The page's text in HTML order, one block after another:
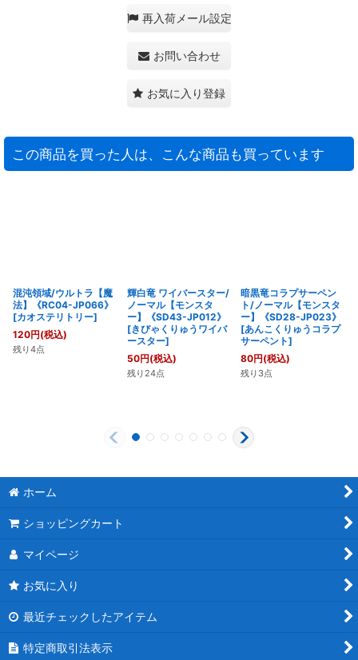
再入荷メール設定
お問い合わせ
お気に入り登録
この商品を買った人は、こんな商品も買っています
混沌領域/ウルトラ【魔
法】《RC04-JP066》
[カオステリトリー]
120円(税込)
残り4点
輝白竜 ワイバースター/
ノーマル【モンスタ
ー】《SD43-JP012》
[きびゃくりゅうワイバ
ースター]
50円(税込)
残り24点
暗黒竜コラプサーペン
ト/ノーマル【モンスタ
ー】《SD28-JP023》
[あんこくりゅうコラプ
サーペント]
80円(税込)
残り3点
ホーム
ショッピングカート
マイページ
お気に入り
最近チェックしたアイテム
特定商取引法表示